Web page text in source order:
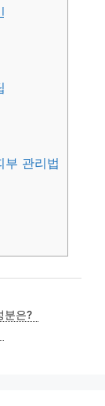
부 관리법
분은?